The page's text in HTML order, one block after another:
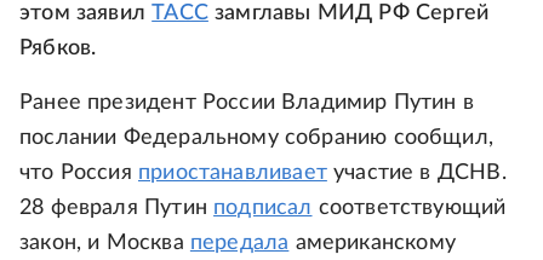
этом заявилТАССзамглавы МИД РФ Сергей
Рябков.
Ранее президент России Владимир Путин в
послании Федеральному собранию сообщил,
что Россия приостанавливаетучастие в ДСНВ.
28 февраля Путин подписал соответствующий
закон, и Москва передала американскому